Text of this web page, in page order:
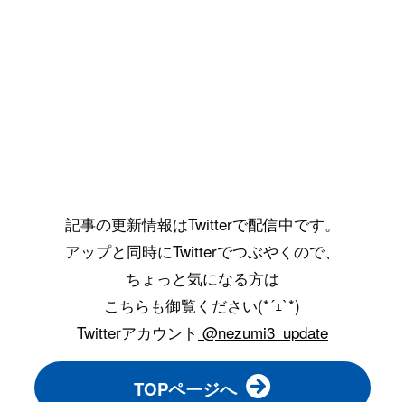
記事の更新情報はTwitterで配信中です。
アップと同時にTwitterでつぶやくので、
ちょっと気になる方は
こちらも御覧ください(*´ｪ`*)
Twitterアカウント @nezumi3_update
TOPページへ